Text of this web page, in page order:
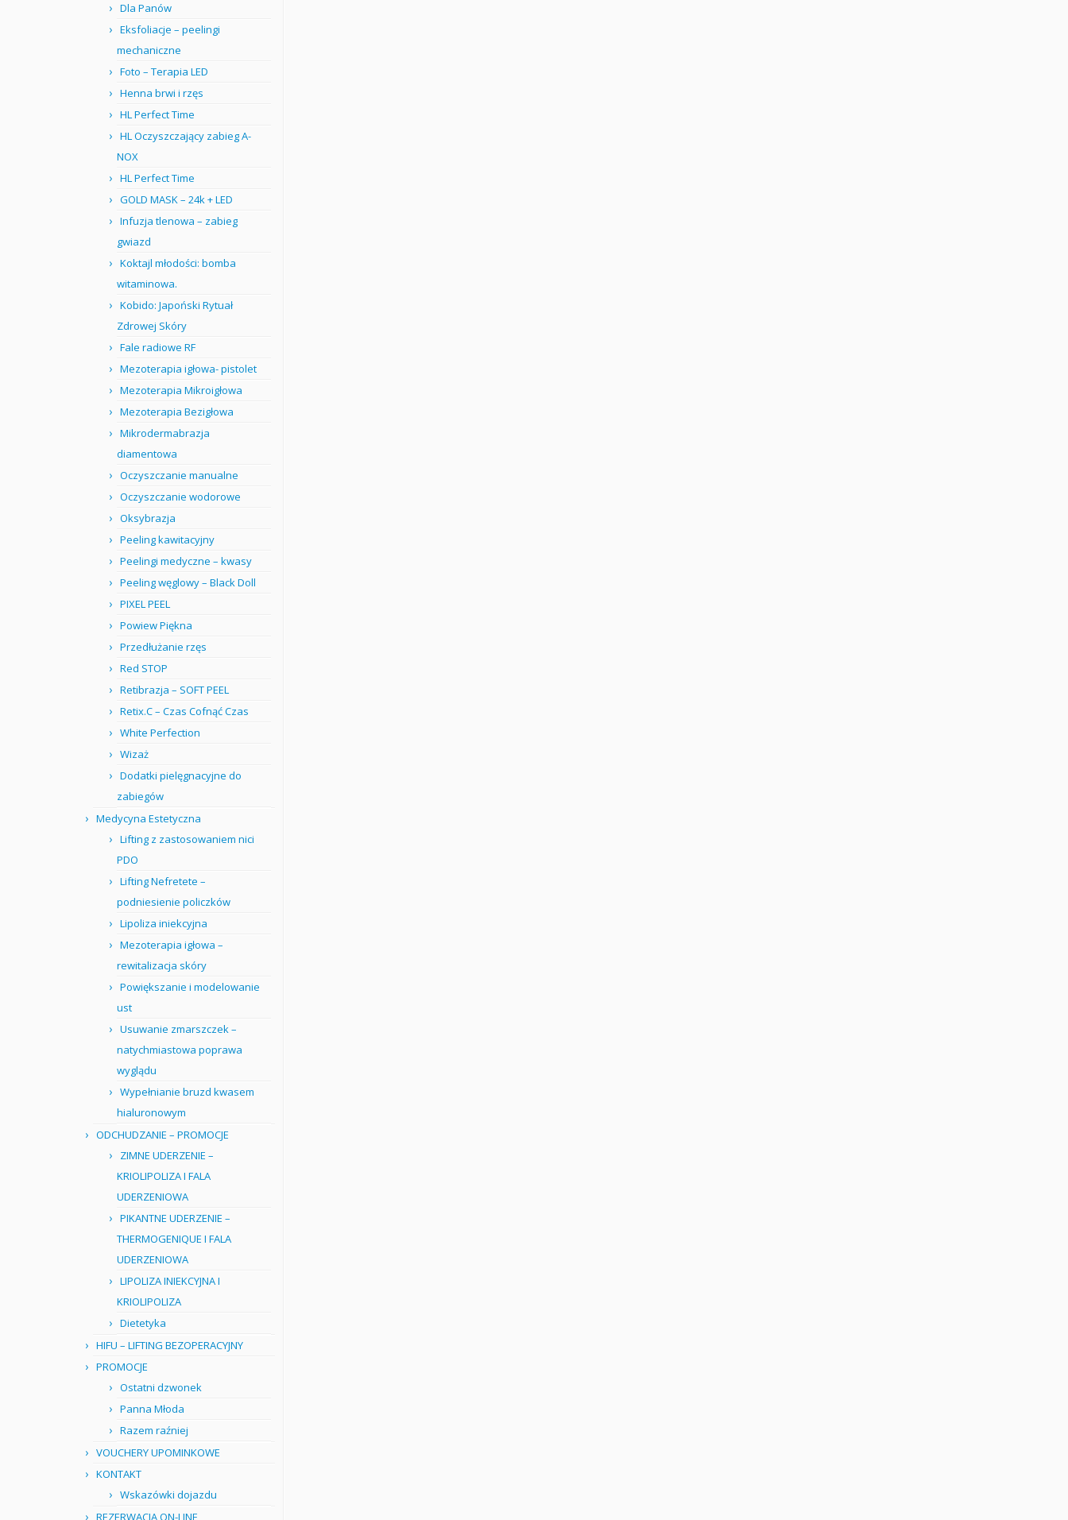
Dla Panów
Eksfoliacje – peelingi
mechaniczne
Foto – Terapia LED
Henna brwi i rzęs
HL Perfect Time
HL Oczyszczający zabieg A-
NOX
HL Perfect Time
GOLD MASK – 24k + LED
Infuzja tlenowa – zabieg
gwiazd
Koktajl młodości: bomba
witaminowa.
Kobido: Japoński Rytuał
Zdrowej Skóry
Fale radiowe RF
Mezoterapia igłowa- pistolet
Mezoterapia Mikroigłowa
Mezoterapia Bezigłowa
Mikrodermabrazja
diamentowa
Oczyszczanie manualne
Oczyszczanie wodorowe
Oksybrazja
Peeling kawitacyjny
Peelingi medyczne – kwasy
Peeling węglowy – Black Doll
PIXEL PEEL
Powiew Piękna
Przedłużanie rzęs
Red STOP
Retibrazja – SOFT PEEL
Retix.C – Czas Cofnąć Czas
White Perfection
Wizaż
Dodatki pielęgnacyjne do
zabiegów
Medycyna Estetyczna
Lifting z zastosowaniem nici
PDO
Lifting Nefretete –
podniesienie policzków
Lipoliza iniekcyjna
Mezoterapia igłowa –
rewitalizacja skóry
Powiększanie i modelowanie
ust
Usuwanie zmarszczek –
natychmiastowa poprawa
wyglądu
Wypełnianie bruzd kwasem
hialuronowym
ODCHUDZANIE – PROMOCJE
ZIMNE UDERZENIE –
KRIOLIPOLIZA I FALA
UDERZENIOWA
PIKANTNE UDERZENIE –
THERMOGENIQUE I FALA
UDERZENIOWA
LIPOLIZA INIEKCYJNA I
KRIOLIPOLIZA
Dietetyka
HIFU – LIFTING BEZOPERACYJNY
PROMOCJE
Ostatni dzwonek
Panna Młoda
Razem raźniej
VOUCHERY UPOMINKOWE
KONTAKT
Wskazówki dojazdu
REZERWACJA ON-LINE